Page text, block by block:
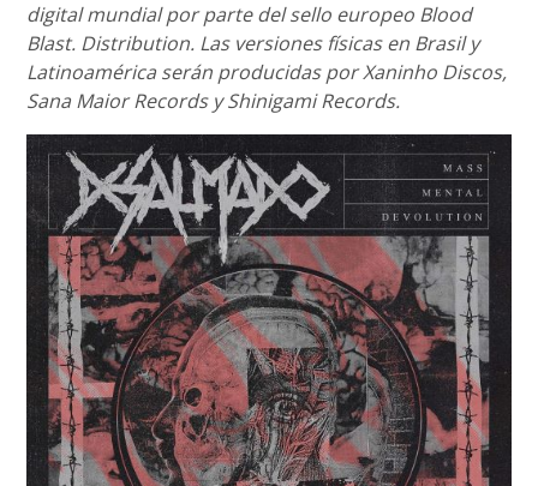
digital mundial por parte del sello europeo Blood
Blast. Distribution. Las versiones físicas en Brasil y
Latinoamérica serán producidas por Xaninho Discos,
Sana Maior Records y Shinigami Records.